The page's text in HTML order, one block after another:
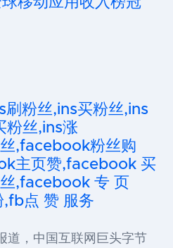
刷粉丝,ins买粉丝,ins
粉丝,ins涨
,facebook粉丝购
主页赞,facebook 买
,facebook 专 页
点 赞 服务
道，中国互联网巨头字节